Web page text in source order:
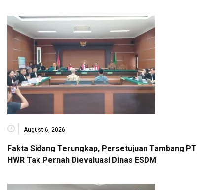
August 6, 2026
Fakta Sidang Terungkap, Persetujuan Tambang PT
HWR Tak Pernah Dievaluasi Dinas ESDM